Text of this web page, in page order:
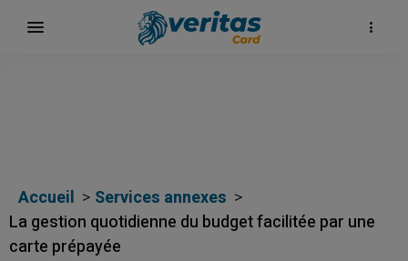
Accueil
Services annexes
La gestion quotidienne du budget facilitée par une
carte prépayée